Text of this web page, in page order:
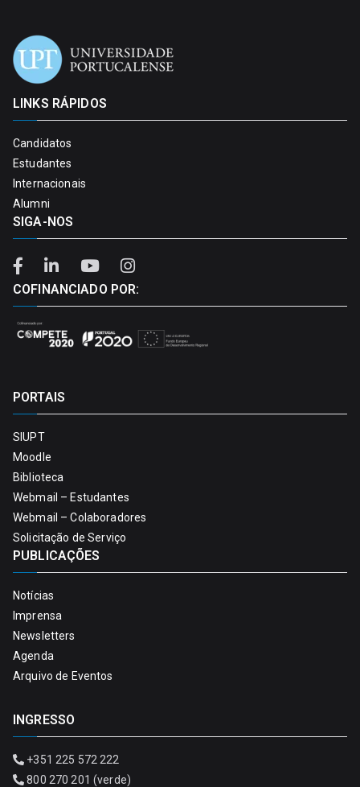
LINKS RÁPIDOS
Candidatos
Estudantes
Internacionais
Alumni
SIGA-NOS
COFINANCIADO POR:
PORTAIS
SIUPT
Moodle
Biblioteca
Webmail – Estudantes
Webmail – Colaboradores
Solicitação de Serviço
PUBLICAÇÕES
Notícias
Imprensa
Newsletters
Agenda
Arquivo de Eventos
INGRESSO
+351 225 572 222
800 270 201 (verde)